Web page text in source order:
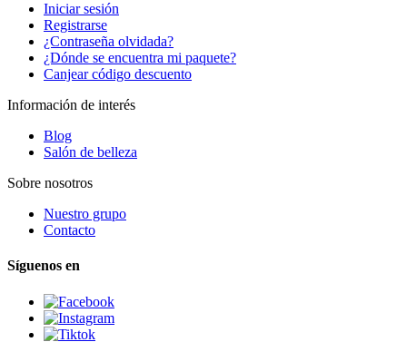
Iniciar sesión
Registrarse
¿Contraseña olvidada?
¿Dónde se encuentra mi paquete?
Canjear código descuento
Información de interés
Blog
Salón de belleza
Sobre nosotros
Nuestro grupo
Contacto
Síguenos en